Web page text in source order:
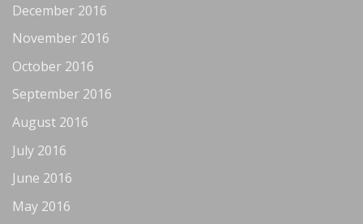
December 2016
November 2016
October 2016
September 2016
August 2016
July 2016
June 2016
May 2016